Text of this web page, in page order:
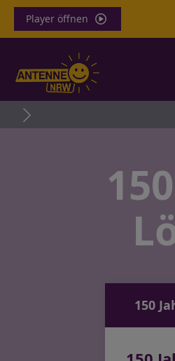
Player öffnen
150